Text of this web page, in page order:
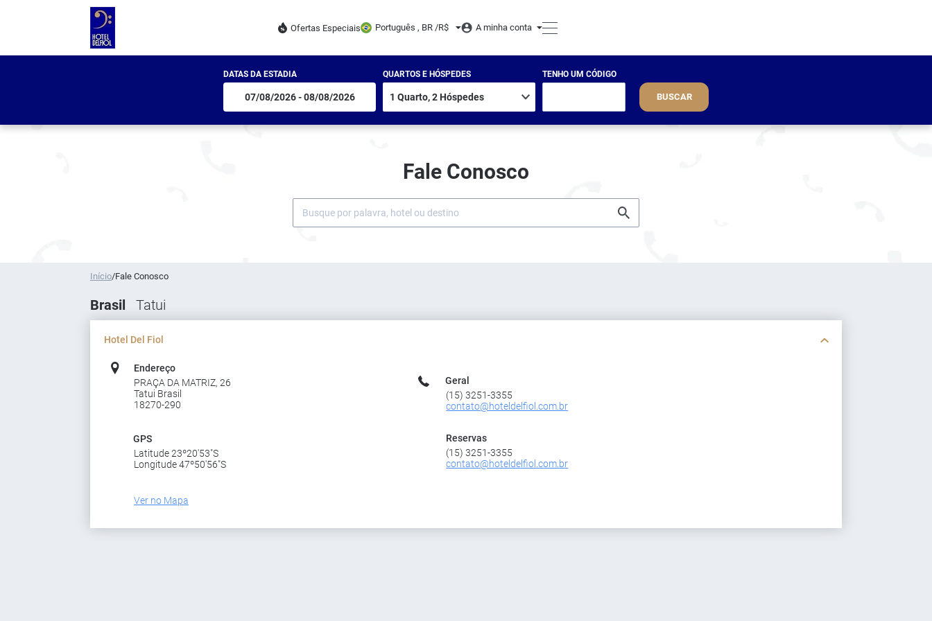
Ofertas Especiais Português , BR /R$ A minha conta
DATAS DA ESTADIA QUARTOS E HÓSPEDES TENHO UM CÓDIGO
BUSCAR
Fale Conosco
Início/Fale Conosco
Brasil Tatui
Hotel Del Fiol
Endereço
PRAÇA DA MATRIZ, 26
Tatui Brasil
18270-290
GPS
Latitude 23º20'53"S
Longitude 47º50'56"S
Ver no Mapa
Geral
(15) 3251-3355
contato@hoteldelfiol.com.br
Reservas
(15) 3251-3355
contato@hoteldelfiol.com.br